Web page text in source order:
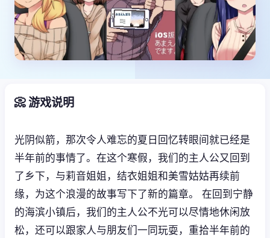
📀 游戏说明
光阴似箭，那次令人难忘的夏日回忆转眼间就已经是
半年前的事情了。在这个寒假，我们的主人公又回到
了乡下，与莉音姐姐，结衣姐姐和美雪姑姑再续前
缘，为这个浪漫的故事写下了新的篇章。 在回到宁静
的海滨小镇后，我们的主人公不光可以尽情地休闲放
松，还可以跟家人与朋友们一同玩耍，重拾半年前的